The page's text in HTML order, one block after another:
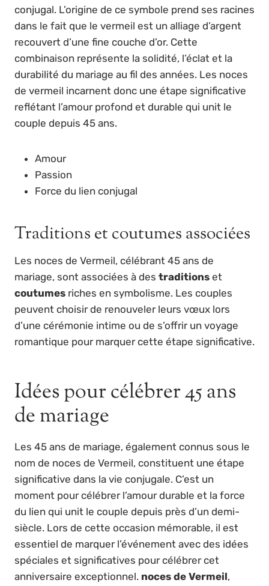
conjugal. L’origine de ce symbole prend ses racines
dans le fait que le vermeil est un alliage d’argent
recouvert d’une fine couche d’or. Cette
combinaison représente la solidité, l’éclat et la
durabilité du mariage au fil des années. Les noces
de vermeil incarnent donc une étape significative
reflétant l’amour profond et durable qui unit le
couple depuis 45 ans.
Amour
Passion
Force du lien conjugal
Traditions et coutumes associées
Les noces de Vermeil, célébrant 45 ans de
mariage, sont associées à des traditions et
coutumes riches en symbolisme. Les couples
peuvent choisir de renouveler leurs vœux lors
d’une cérémonie intime ou de s’offrir un voyage
romantique pour marquer cette étape significative.
Idées pour célébrer 45 ans
de mariage
Les 45 ans de mariage, également connus sous le
nom de noces de Vermeil, constituent une étape
significative dans la vie conjugale. C’est un
moment pour célébrer l’amour durable et la force
du lien qui unit le couple depuis près d’un demi-
siècle. Lors de cette occasion mémorable, il est
essentiel de marquer l’événement avec des idées
spéciales et significatives pour célébrer cet
anniversaire exceptionnel. noces de Vermeil,